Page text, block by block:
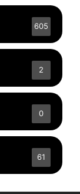
605
2
0
61